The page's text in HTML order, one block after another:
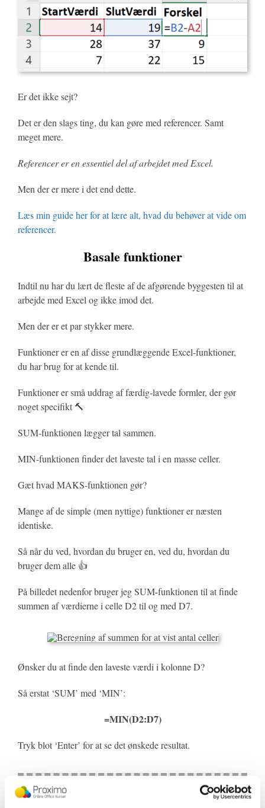
Er det ikke sejt?
Det er den slags ting, du kan gøre med referencer. Samt
meget mere.
Referencer er en essentiel del af arbejdet med Excel.
Men der er mere i det end dette.
Læs min guide her for at lære alt, hvad du behøver at vide om
referencer.
Basale funktioner
Indtil nu har du lært de fleste af de afgørende byggesten til at
arbejde med Excel og ikke imod det.
Men der er et par stykker mere.
Funktioner er en af disse grundlæggende Excel-funktioner,
du har brug for at kende til.
Funktioner er små uddrag af færdig-lavede formler, der gør
noget specifikt 🔨
SUM-funktionen lægger tal sammen.
MIN-funktionen finder det laveste tal i en masse celler.
Gæt hvad MAKS-funktionen gør?
Mange af de simple (men nyttige) funktioner er næsten
identiske.
Så når du ved, hvordan du bruger en, ved du, hvordan du
bruger dem alle 👍
På billedet nedenfor bruger jeg SUM-funktionen til at finde
summen af værdierne i celle D2 til og med D7.
Ønsker du at finde den laveste værdi i kolonne D?
Så erstat ‘SUM’ med ‘MIN’:
=MIN(D2:D7)
Tryk blot ‘Enter’ for at se det ønskede resultat.